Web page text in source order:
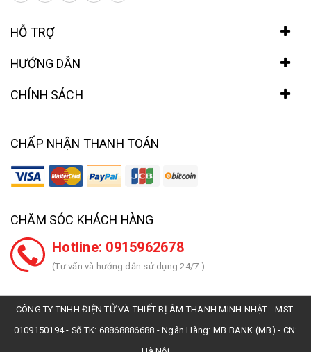
HỖ TRỢ
HƯỚNG DẪN
CHÍNH SÁCH
CHẤP NHẬN THANH TOÁN
CHĂM SÓC KHÁCH HÀNG
Hotline: 0915962678
(Tư vấn và hướng dẫn sử dụng 24/7 )
CÔNG TY TNHH ĐIỆN TỬ VÀ THIẾT BỊ ÂM THANH MINH NHẬT - MST:
0109150194 - Số TK: 68868886688 - Ngân Hàng: MB BANK (MB) - CN: